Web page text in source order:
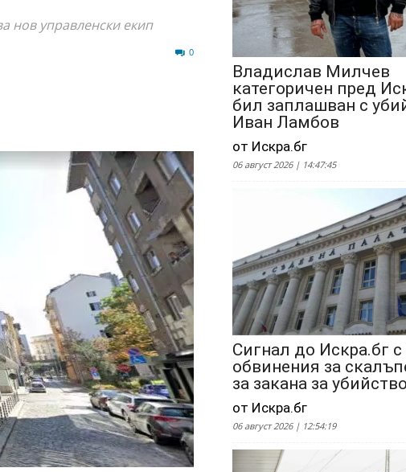
нов управленски екип
0
Владислав Милчев
категоричен пред
бил заплашван с
Иван Ламбов
от Искра.бг
06 август 2026 | 14:47:45
Сигнал до Искра.бг
обвинения за
за закана за убийство
от Искра.бг
06 август 2026 | 12:54:19